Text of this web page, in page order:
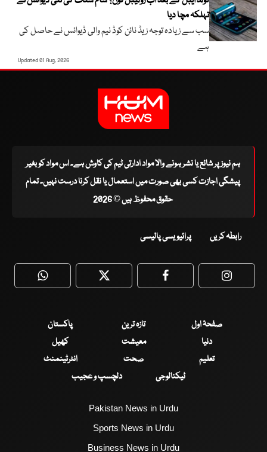
تہلکہ مچا دیا
سب سے زیادہ توجہ زیڈ نائن کوڈ نیم والی ڈیوائس نے حاصل کی
ہے
Updated 01 Aug, 2026
ہم نیوز پر شائع یا نشر ہونے والا مواد ادارتی ٹیم کی کاوش ہے۔ اس مواد کو بغیر
پیشگی اجازت کسی بھی صورت میں استعمال یا نقل کرنا درست نہیں۔ تمام
حقوق محفوظ ہیں © 2026
رابطہ کریں پرائیویسی پالیسی
WhatsApp Twitter Facebook
صفحۂ اول تازہ ترین
پاکستان
دنیا
معیشت
کھیل
تعلیم
صحت
انٹرٹینمنٹ
ٹیکنالوجی
دلچسپ و عجیب
Pakistan News in Urdu
Sports News in Urdu
Business News in Urdu